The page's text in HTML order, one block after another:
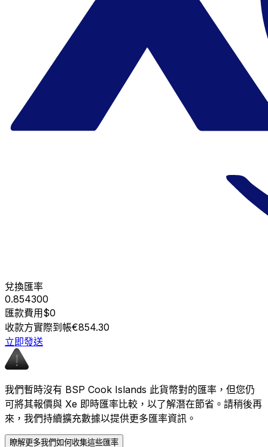
兌換匯率
0.854300
匯款費用$0
收款方實際到帳€854.30
立即發送
我們暫時沒有 BSP Cook Islands 此貨幣對的匯率，但您仍
可將其報價與 Xe 即時匯率比較，以了解潛在節省。請稍後再
來，我們持續擴充數據以提供更多匯率資訊。
瞭解更多我們如何收集這些匯率